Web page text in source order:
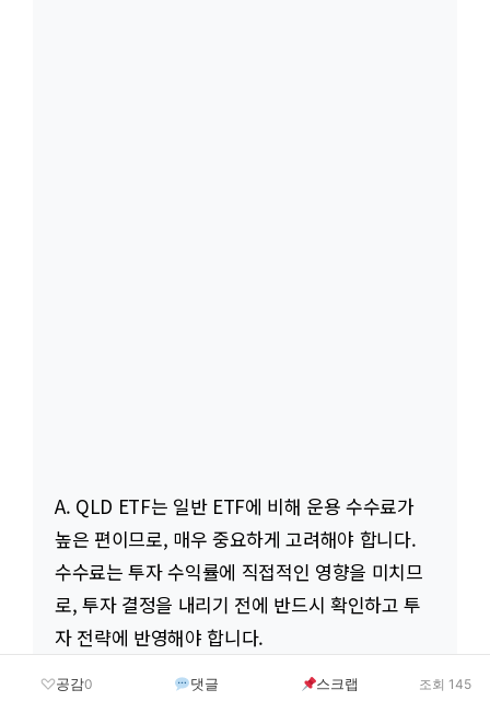
A. QLD ETF는 일반 ETF에 비해 운용 수수료가
높은 편이므로, 매우 중요하게 고려해야 합니다.
수수료는 투자 수익률에 직접적인 영향을 미치므
로, 투자 결정을 내리기 전에 반드시 확인하고 투
자 전략에 반영해야 합니다.
공감0 댓글 스크랩 조회 145